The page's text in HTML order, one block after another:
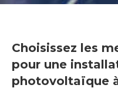
Choisissez les
pour une
photovoltaïque